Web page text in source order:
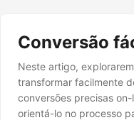
Conversão
Neste artigo,
transformar facilmente
conversões precisas
orientá-lo no processo